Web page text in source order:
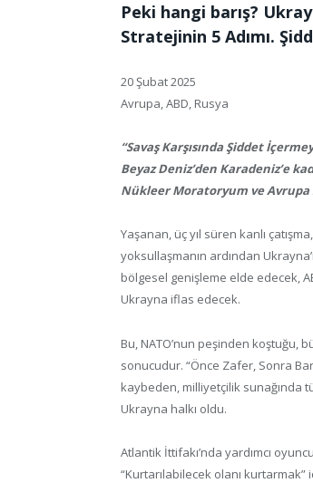
Peki hangi barış?
Stratejinin 5 Adımı.
20 Şubat 2025
Avrupa, ABD, Rusya
“Savaş Karşısında Şiddet
Beyaz Deniz’den Karadeniz’e
Nükleer Moratoryum ve Avrupa
Yaşanan, üç yıl süren kanlı
yoksullaşmanın ardından
bölgesel genişleme elde edecek,
Ukrayna iflas edecek.
Bu, NATO’nun peşinden koştuğu,
sonucudur. “Önce Zafer, Sonra
kaybeden, milliyetçilik sunağında
Ukrayna halkı oldu.
Atlantik İttifakı’nda yardımcı
“Kurtarılabilecek olanı